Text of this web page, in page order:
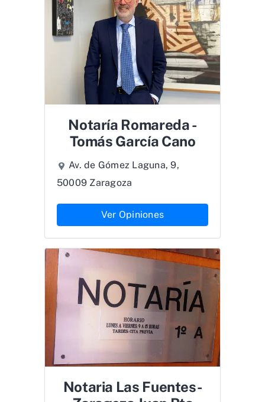
Notaría Romareda -
Tomás García Cano
Av. de Gómez Laguna, 9,
50009 Zaragoza
Ver Opiniones
Notaria Las Fuentes-